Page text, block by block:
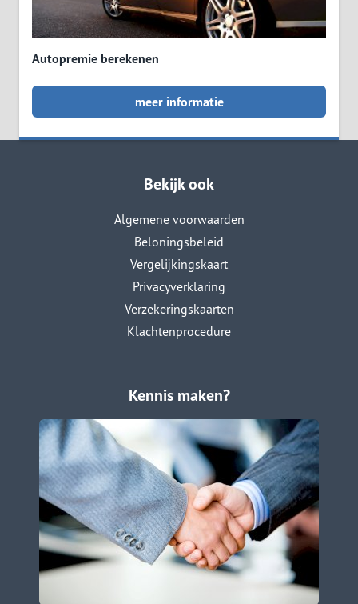
Autopremie berekenen
meer informatie
Bekijk ook
Algemene voorwaarden
Beloningsbeleid
Vergelijkingskaart
Privacyverklaring
Verzekeringskaarten
Klachtenprocedure
Kennis maken?